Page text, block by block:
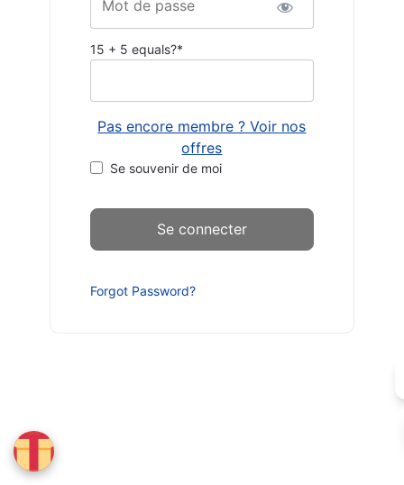
Mot de passe
15 + 5 equals?*
Pas encore membre ? Voir nos
offres
Se souvenir de moi
Forgot Password?